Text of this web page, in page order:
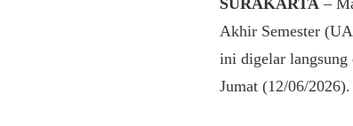
SURAKARTA –
Akhir Semester
ini digelar langsung
Jumat (12/06/2026).